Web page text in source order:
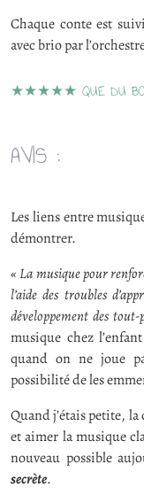
Chaque conte est
avec brio par
★★★★★ QUE DU
AVIS :
Les liens entre
démontrer.
« La musique pour
l’aide des troubles
développement des
musique chez
quand on ne joue
possibilité de les
Quand j’étais petite,
et aimer la musique
nouveau possible
secrète.